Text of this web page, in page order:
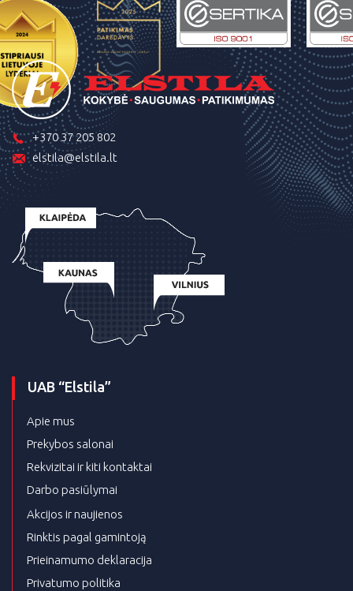
+370 37 205 802
elstila@elstila.lt
UAB “Elstila”
Apie mus
Prekybos salonai
Rekvizitai ir kiti kontaktai
Darbo pasiūlymai
Akcijos ir naujienos
Rinktis pagal gamintoją
Prieinamumo deklaracija
Privatumo politika